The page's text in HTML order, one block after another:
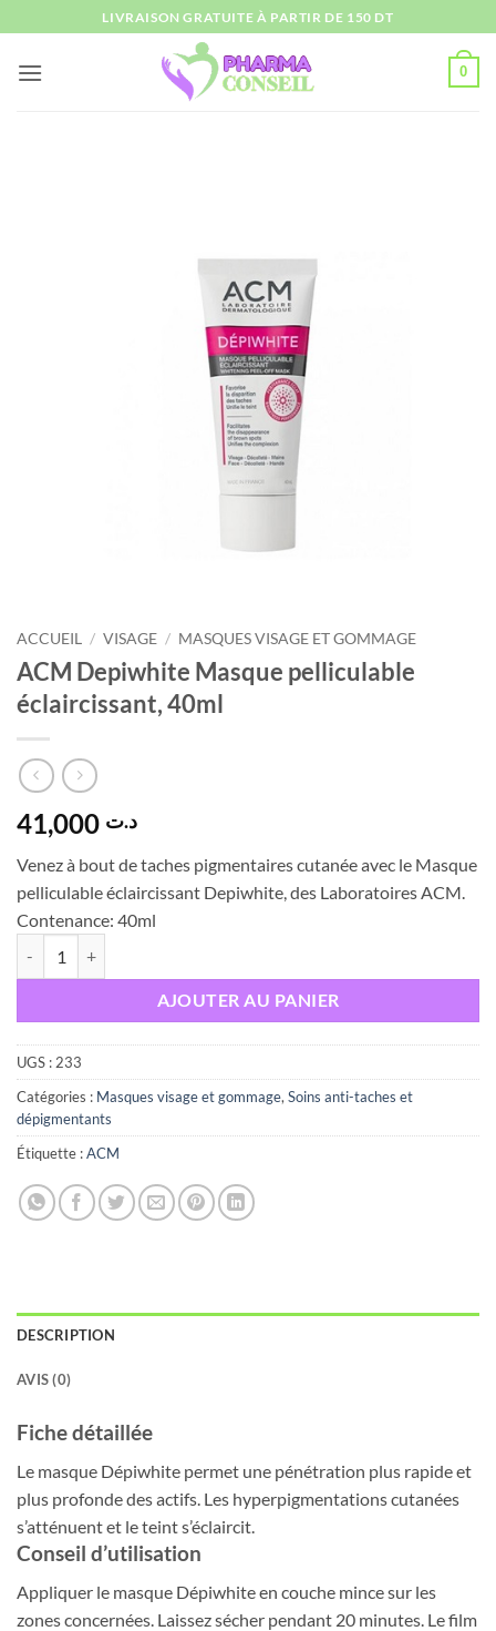
au
contenu
LIVRAISON GRATUITE À PARTIR DE 150 DT
0
ACCUEIL / VISAGE / MASQUES VISAGE ET GOMMAGE
ACM Depiwhite Masque pelliculable
éclaircissant, 40ml
د.ت
Venez à bout de taches pigmentaires cutanée avec le Masque
pelliculable éclaircissant Depiwhite, des Laboratoires ACM.
Contenance: 40ml
AJOUTER AU PANIER
UGS :233
Catégories : Masques visage et gommage,Soins anti-taches et
dépigmentants
Étiquette :ACM
DESCRIPTION
AVIS (0)
Fiche détaillée
Le masque Dépiwhite permet une pénétration plus rapide et
plus profonde des actifs. Les hyperpigmentations cutanées
s’atténuent et le teint s’éclaircit.
Conseil d’utilisation
Appliquer le masque Dépiwhite en couche mince sur les
zones concernées. Laissez sécher pendant 20 minutes. Le film